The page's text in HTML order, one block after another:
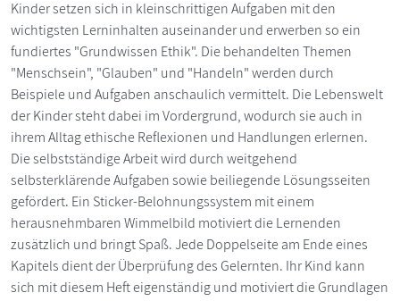
Kinder setzen sich in kleinschrittigen Aufgaben mit den
wichtigsten Lerninhalten auseinander und erwerben so ein
fundiertes "Grundwissen Ethik". Die behandelten Themen
"Menschsein", "Glauben" und "Handeln" werden durch
Beispiele und Aufgaben anschaulich vermittelt. Die Lebenswelt
der Kinder steht dabei im Vordergrund, wodurch sie auch in
ihrem Alltag ethische Reflexionen und Handlungen erlernen.
Die selbstständige Arbeit wird durch weitgehend
selbsterklärende Aufgaben sowie beiliegende Lösungsseiten
gefördert. Ein Sticker-Belohnungssystem mit einem
herausnehmbaren Wimmelbild motiviert die Lernenden
zusätzlich und bringt Spaß. Jede Doppelseite am Ende eines
Kapitels dient der Überprüfung des Gelernten. Ihr Kind kann
sich mit diesem Heft eigenständig und motiviert die Grundlagen